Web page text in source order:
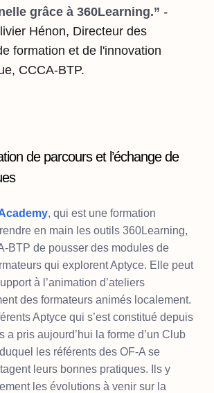
grâce à 360Learning.” -
Hénon, Directeur des
formation et de l'innovation
CCCA-BTP.
de parcours et l’échange de
, qui est une formation
en main les outils 360Learning,
BTP de pousser des modules de
qui explorent Aptyce. Elle peut
à l’animation d’ateliers
des formateurs animés localement.
Aptyce qui s’est constitué depuis
a pris aujourd’hui la forme d’un Club
les référents des OF-A se
leurs bonnes pratiques. Ils y
les évolutions à venir sur la